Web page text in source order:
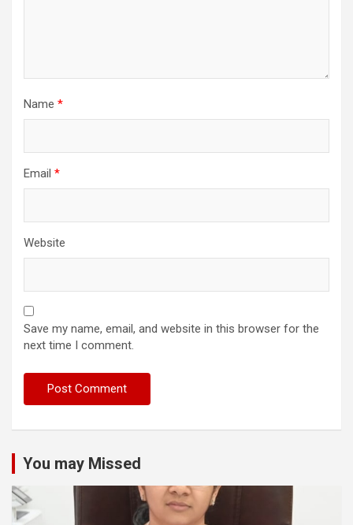
Name *
Email *
Website
Save my name, email, and website in this browser for the
next time I comment.
You may Missed